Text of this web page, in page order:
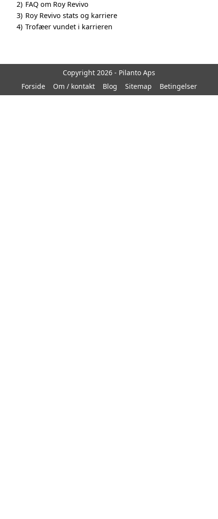
2) FAQ om Roy Revivo
3) Roy Revivo stats og karriere
4) Trofæer vundet i karrieren
Copyright 2026 - Pilanto Aps
Forside
Om / kontakt Blog Sitemap Betingelser